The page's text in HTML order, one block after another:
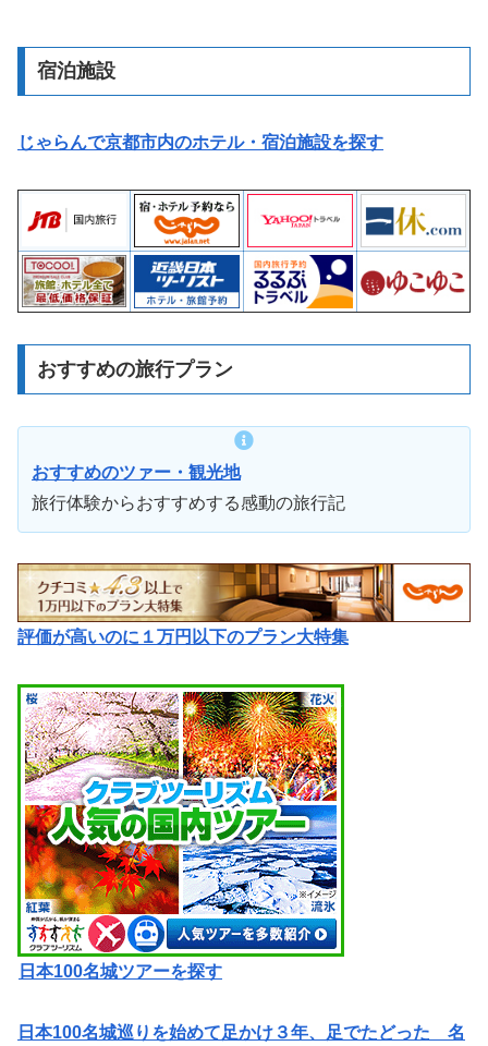
宿泊施設
じゃらんで京都市内のホテル・宿泊施設を探す
おすすめの旅行プラン
おすすめのツァー・観光地
旅行体験からおすすめする感動の旅行記
評価が高いのに１万円以下のプラン大特集
日本100名城ツアーを探す
日本100名城巡りを始めて足かけ３年、足でたどった 名